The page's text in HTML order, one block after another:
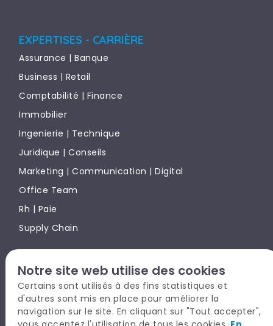
EXPERTISES - CARRIÈRE
Assurance | Banque
Business | Retail
Comptabilité | Finance
Immobilier
Ingenierie | Technique
Juridique | Conseils
Marketing | Communication | Digital
Office Team
Rh | Paie
Supply Chain
TALYSIO EN BREF
CANDIDAT
RECRUTEUR
Notre site web utilise des cookies
Certains sont utilisés à des fins statistiques et
d'autres sont mis en place pour améliorer la
navigation sur le site. En cliquant sur "Tout accepter",